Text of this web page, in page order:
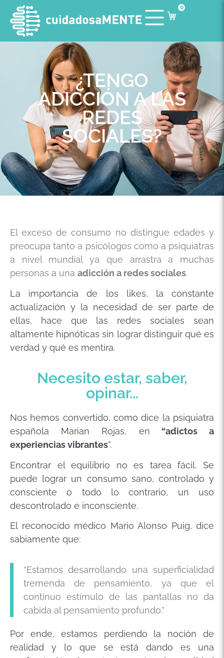
0
¿TENGO
ADICCIÓN A LAS
REDES
SOCIALES?
El exceso de consumo no distingue edades y
preocupa tanto a psicólogos como a psiquiatras
a nivel mundial ya que arrastra a muchas
personas a una adicción a redes sociales.
La importancia de los likes, la constante
actualización y la necesidad de ser parte de
ellas, hace que las redes sociales sean
altamente hipnóticas sin lograr distinguir qué es
verdad y qué es mentira.
Necesito estar, saber,
opinar...
Nos hemos convertido, como dice la psiquiatra
española Marian Rojas, en “adictos a
experiencias vibrantes”.
Encontrar el equilibrio no es tarea fácil. Se
puede lograr un consumo sano, controlado y
consciente o todo lo contrario, un uso
descontrolado e inconsciente.
El reconocido médico Mario Alonso Puig, dice
sabiamente que:
“Estamos desarrollando una superficialidad
tremenda de pensamiento, ya que el
continuo estímulo de las pantallas no da
cabida al pensamiento profundo.”
Por ende, estamos perdiendo la noción de
realidad y lo que se está dando es una